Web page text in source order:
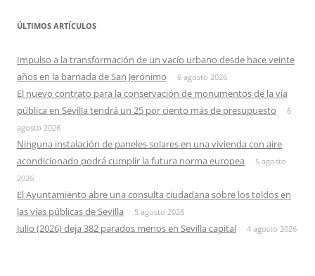
ÚLTIMOS ARTÍCULOS
Impulso a la transformación de un vacío urbano desde hace veinte
años en la barriada de San Jerónimo
6 agosto 2026
El nuevo contrato para la conservación de monumentos de la vía
pública en Sevilla tendrá un 25 por ciento más de presupuesto
6
agosto 2026
Ninguna instalación de paneles solares en una vivienda con aire
acondicionado podrá cumplir la futura norma europea
5 agosto
2026
El Ayuntamiento abre una consulta ciudadana sobre los toldos en
las vías públicas de Sevilla
5 agosto 2026
Julio (2026) deja 382 parados menos en Sevilla capital 4 agosto 2026